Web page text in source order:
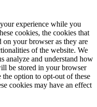
experience while you
cookies, the cookies that
on your browser as they are
of the website. We
analyze and understand how
be stored in your browser
option to opt-out of these
cookies may have an effect